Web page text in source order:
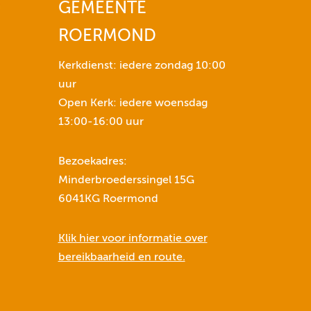
o
l
m
e
t
e
e
r
h
g
e
GEMEENTE
ROERMOND
Kerkdienst: iedere zondag 10:00
uur
Open Kerk: iedere woensdag
13:00-16:00 uur
Bezoekadres:
Minderbroederssingel 15G
6041KG Roermond
Klik hier voor informatie over
bereikbaarheid en route.